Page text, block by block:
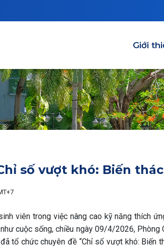
Giới
số vượt khó: Biến
viên trong việc nâng cao kỹ năng thích
cuộc sống, chiều ngày 09/4/2026,
tổ chức chuyên đề “Chỉ số vượt khó: Biến